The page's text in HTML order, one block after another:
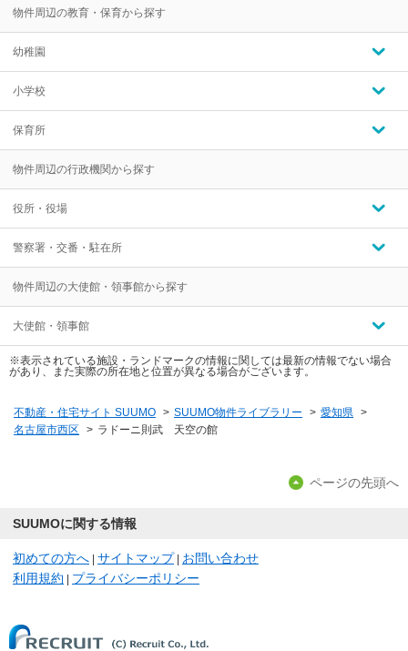
物件周辺の教育・保育から探す
幼稚園
小学校
保育所
物件周辺の行政機関から探す
役所・役場
警察署・交番・駐在所
物件周辺の大使館・領事館から探す
大使館・領事館
※表示されている施設・ランドマークの情報に関しては最新の情報でない場合
があり、また実際の所在地と位置が異なる場合がございます。
不動産・住宅サイト SUUMO > SUUMO物件ライブラリー > 愛知県 >
名古屋市西区
> ラドーニ則武 天空の館
ページの先頭へ
SUUMOに関する情報
初めての方へ サイトマップ
お問い合わせ
利用規約
プライバシーポリシー